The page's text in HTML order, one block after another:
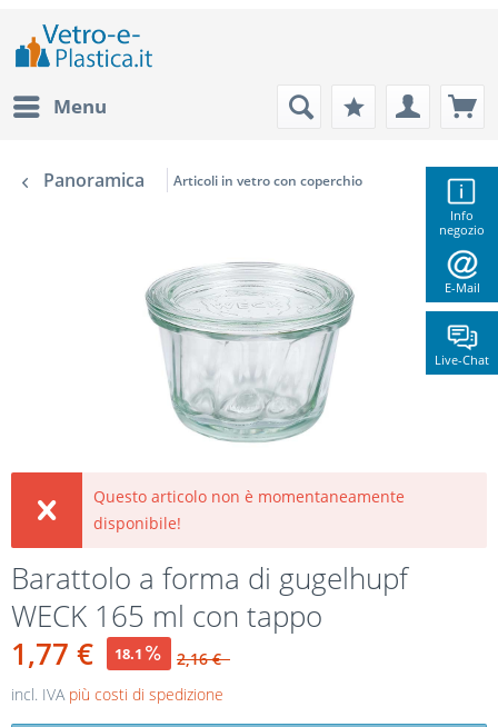
Info
negozio
E-Mail
Live-Chat
Menu
Panoramica Articoli in vetro con coperchio
Questo articolo non è momentaneamente
disponibile!
Barattolo a forma di gugelhupf
WECK 165 ml con tappo
1,77 €
18.1
2,16 €
incl. IVA più costi di spedizione